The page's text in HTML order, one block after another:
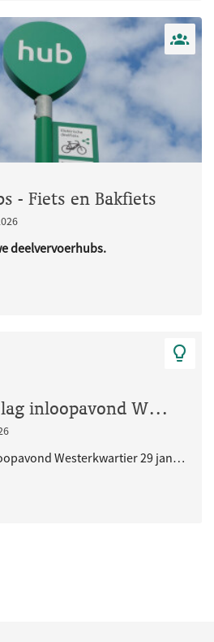
- Fiets en Bakfiets
deelvervoerhubs.
Participatieverslag inloopavond Westerkwartier 29 januari 2026
Participatieverslag inloopavond Westerkwartier 29 januari 2026